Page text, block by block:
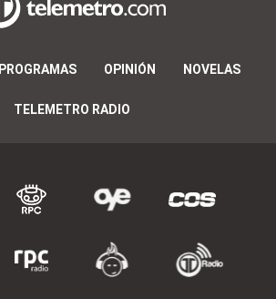
PROGRAMAS OPINIÓN NOVELAS
TELEMETRO RADIO